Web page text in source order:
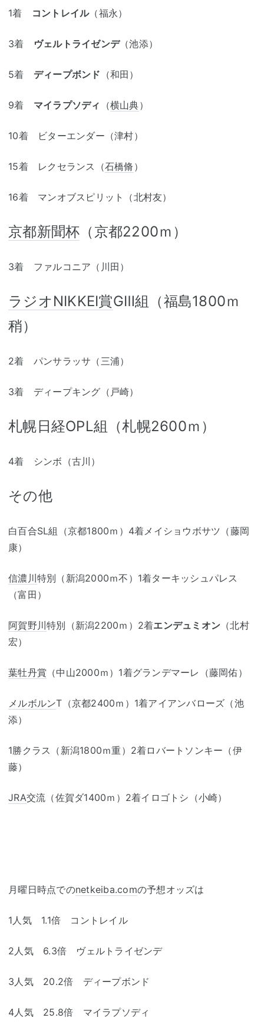
1着 コントレイル（福永）
3着 ヴェルトライゼンデ（池添）
5着 ディープボンド （和田）
9着 マイラプソディ （横山典）
10着 ビターエンダー（津村）
15着 レクセランス（石橋脩 ）
16着 マンオブスピリット（北村友）
京都新聞杯 （京都2200ｍ）
3着 ファルコニア（川田）
ラジオNIKKEI賞GⅢ組（福島1800ｍ
稍）
2着 パンサラッサ（三浦）
3着 ディープキング（戸崎）
札幌日経OPL組（札幌2600ｍ）
4着 シンボ（古川）
その他
白百合SL組（京都1800ｍ）4着メイショウボサツ（藤岡
康）
信濃川 特別（新潟2000ｍ不）1着ターキッシュパレス
（富田）
阿賀野川 特別（新潟2200ｍ）2着エンデュミオン （北村
宏）
葉牡丹賞 （中山2000ｍ）1着グランデマーレ（藤岡佑）
メルボルンT（京都2400ｍ）1着アイアンバローズ（池
添）
1勝クラス（新潟1800ｍ重）2着ロバートソンキー（伊
藤）
JRA交流（佐賀ダ1400ｍ）2着イロゴトシ（小崎）
月曜日時点でのnetkeiba.comの予想オッズは
1人気 1.1倍 コントレイル
2人気 6.3倍 ヴェルトライゼンデ
3人気 20.2倍 ディープボンド
4人気 25.8倍 マイラプソディ